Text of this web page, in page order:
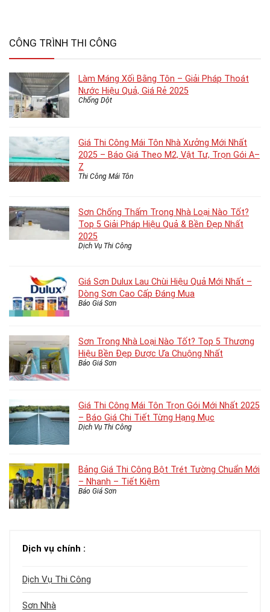
CÔNG TRÌNH THI CÔNG
Làm Máng Xối Bằng Tôn – Giải Pháp Thoát
Nước Hiệu Quả, Giá Rẻ 2025
Chống Dột
Giá Thi Công Mái Tôn Nhà Xưởng Mới Nhất
2025 – Báo Giá Theo M2, Vật Tư, Trọn Gói A–
Z
Thi Công Mái Tôn
Sơn Chống Thấm Trong Nhà Loại Nào Tốt?
Top 5 Giải Pháp Hiệu Quả & Bền Đẹp Nhất
2025
Dịch Vụ Thi Công
Giá Sơn Dulux Lau Chùi Hiệu Quả Mới Nhất –
Dòng Sơn Cao Cấp Đáng Mua
Báo Giá Sơn
Sơn Trong Nhà Loại Nào Tốt? Top 5 Thương
Hiệu Bền Đẹp Được Ưa Chuộng Nhất
Báo Giá Sơn
Giá Thi Công Mái Tôn Trọn Gói Mới Nhất 2025
– Báo Giá Chi Tiết Từng Hạng Mục
Dịch Vụ Thi Công
Bảng Giá Thi Công Bột Trét Tường Chuẩn Mới
– Nhanh – Tiết Kiệm
Báo Giá Sơn
Dịch vụ chính :
Dịch Vụ Thi Công
Sơn Nhà